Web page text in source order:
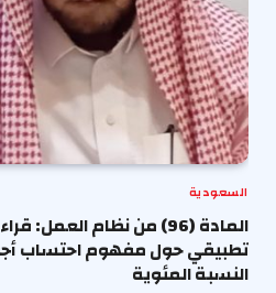
السعودية
المادة (96) من نظام
تطبيقي حول مفهوم احتساب
النسبة المئوية